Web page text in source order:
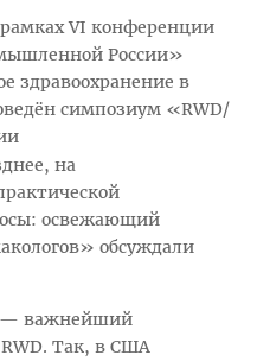
VI конференции
России»
здравоохранение в
симпозиум «RWD/
на
освежающий
обсуждали
— важнейший
Так, в США